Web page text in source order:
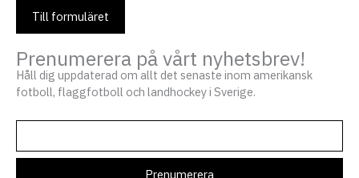
Till formuläret
Prenumerera på vårt nyhetsbrev!
Håll dig uppdaterad om allt det senaste inom amerikansk
fotboll, flaggfotboll och landhockey i Sverige.